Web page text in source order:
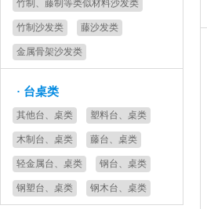
竹制、藤制等类似材料沙发类
竹制沙发类 藤沙发类
金属骨架沙发类
· 台桌类
其他台、桌类 塑料台、桌类
木制台、桌类 藤台、桌类
轻金属台、桌类 钢台、桌类
钢塑台、桌类 钢木台、桌类